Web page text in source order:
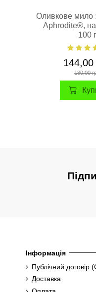
Оливкове мило
Aphrodite®,
100 г
144,00
180,00
Інформація
Публічний договір
Доставка